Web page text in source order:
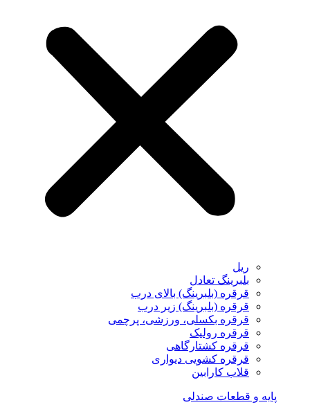
ریل
بلبرینگ تعادل
قرقره (بلبرینگ) بالای درب
قرقره (بلبرینگ) زیر درب
قرقره بکسلی، ورزشی، پرچمی
قرقره رولیک
قرقره کشتارگاهی
قرقره کشویی دیواری
قلاب کارابین
پایه و قطعات صندلی